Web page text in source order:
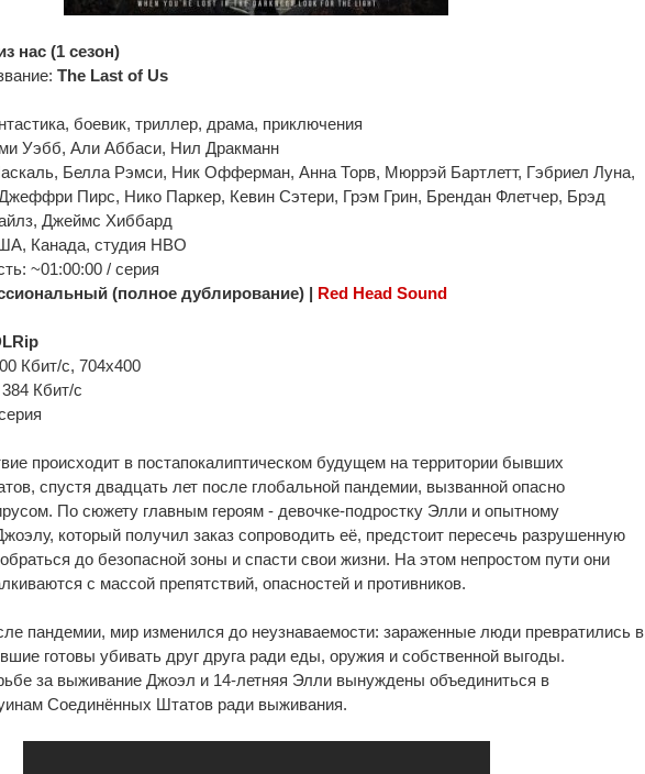
нас (1 сезон)
The Last of Us
боевик, триллер, драма, приключения
Уэбб, Али Аббаси, Нил Дракманн
Белла Рэмси, Ник Офферман, Анна Торв, Мюррэй Бартлетт, Гэбриел Луна,
Пирс, Нико Паркер, Кевин Сэтери, Грэм Грин, Брендан Флетчер, Брэд
Джеймс Хиббард
Канада, студия HBO
~01:00:00 / серия
(полное дублирование) | Red Head Sound
Кбит/с, 704х400
Кбит/с
происходит в постапокалиптическом будущем на территории бывших
спустя двадцать лет после глобальной пандемии, вызванной опасно
По сюжету главным героям - девочке-подростку Элли и опытному
который получил заказ сопроводить её, предстоит пересечь разрушенную
до безопасной зоны и спасти свои жизни. На этом непростом пути они
с массой препятствий, опасностей и противников.
пандемии, мир изменился до неузнаваемости: зараженные люди превратились в
готовы убивать друг друга ради еды, оружия и собственной выгоды.
за выживание Джоэл и 14-летняя Элли вынуждены объединиться в
Соединённых Штатов ради выживания.